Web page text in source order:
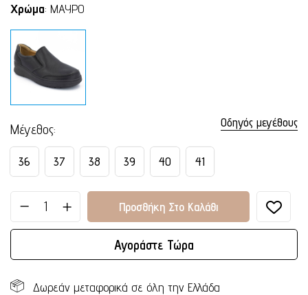
Χρώμα: ΜΑΥΡΟ
Οδηγός μεγέθους
Μέγεθος
36 37 38 39 40 41
Προσθήκη Στο Καλάθι
Αγοράστε Τώρα
Δωρεάν μεταφορικά σε όλη την Ελλάδα